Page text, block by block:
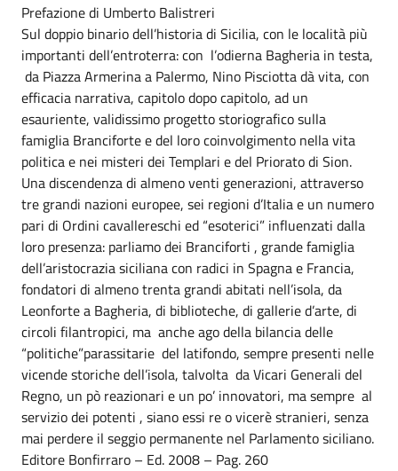
Prefazione di Umberto Balistreri
Sul doppio binario dell’historia di Sicilia, con le località più
importanti dell’entroterra: con l’odierna Bagheria in testa,
da Piazza Armerina a Palermo, Nino Pisciotta dà vita, con
efficacia narrativa, capitolo dopo capitolo, ad un
esauriente, validissimo progetto storiografico sulla
famiglia Branciforte e del loro coinvolgimento nella vita
politica e nei misteri dei Templari e del Priorato di Sion.
Una discendenza di almeno venti generazioni, attraverso
tre grandi nazioni europee, sei regioni d’Italia e un numero
pari di Ordini cavallereschi ed “esoterici” influenzati dalla
loro presenza: parliamo dei Branciforti , grande famiglia
dell’aristocrazia siciliana con radici in Spagna e Francia,
fondatori di almeno trenta grandi abitati nell’isola, da
Leonforte a Bagheria, di biblioteche, di gallerie d’arte, di
circoli filantropici, ma anche ago della bilancia delle
“politiche”parassitarie del latifondo, sempre presenti nelle
vicende storiche dell’isola, talvolta da Vicari Generali del
Regno, un pò reazionari e un po’ innovatori, ma sempre al
servizio dei potenti , siano essi re o vicerè stranieri, senza
mai perdere il seggio permanente nel Parlamento siciliano.
Editore Bonfirraro – Ed. 2008 – Pag. 260